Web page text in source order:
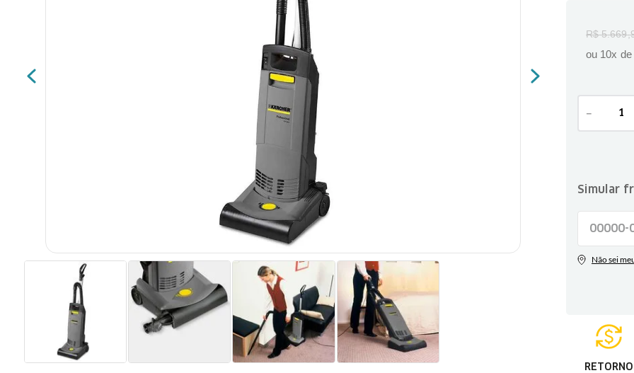
R$ 5.669,
ou 10x de
－
RETORNO